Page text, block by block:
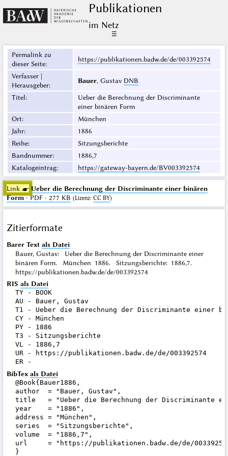
Publikationen
im Netz
☰
Permalink zu
dieser Seite:
https://publikationen.badw.de/de/003392574
Verfasser |
Herausgeber:
Bauer, Gustav DNB
Titel:
Ueber die Berechnung der Discriminante
einer binären Form
Ort:
München
Jahr:
1886
Reihe:
Sitzungsberichte
Bandnummer:
1886,7
Katalogeintrag: https://gateway-bayern.de/BV003392574
Link ☛ Ueber die Berechnung der Discriminante einer binären
Form· PDF · 277 KB (Lizenz: CC BY)
Zitierformate
Barer Text als Datei
Bauer, Gustav: Ueber die Berechnung der Discriminante einer
binären Form. München 1886. Sitzungsberichte: 1886,7.
https://publikationen.badw.de/de/003392574
RIS als Datei
TY - BOOK
AU - Bauer, Gustav
T1 - Ueber die Berechnung der Discriminante einer
CY - München
PY - 1886
T3 - Sitzungsberichte
VL - 1886,7
UR - https://publikationen.badw.de/de/003392574
BibTex als Datei
@Book{Bauer1886,
author  = "Bauer, Gustav",
title   = "Ueber die Berechnung der Discriminante
year    = "1886",
address = "München",
series  = "Sitzungsberichte",
volume  = "1886,7",
url     = "https://publikationen.badw.de/de/